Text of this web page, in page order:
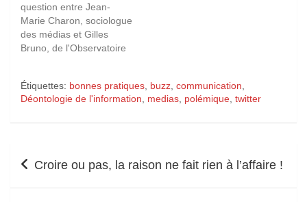
question entre Jean-
Marie Charon, sociologue
des médias et Gilles
Bruno, de l'Observatoire
Étiquettes: bonnes pratiques buzz communication
Déontologie de l'information
medias polémique twitter
de
Croire ou pas, la raison ne fait rien à l’affaire !